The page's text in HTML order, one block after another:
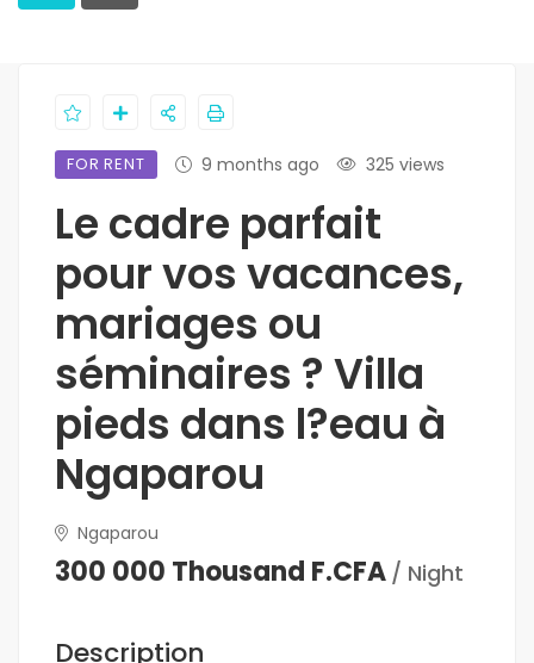
FOR RENT 9 months ago 325 views
Le cadre parfait
pour vos vacances,
mariages ou
séminaires ? Villa
pieds dans l?eau à
Ngaparou
Ngaparou
300 000 Thousand F.CFA / Night
Description